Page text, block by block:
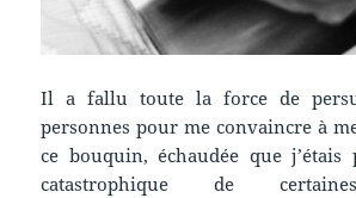
Il a fallu toute la force de
personnes pour me convaincre à
ce bouquin, échaudée que
catastrophique de